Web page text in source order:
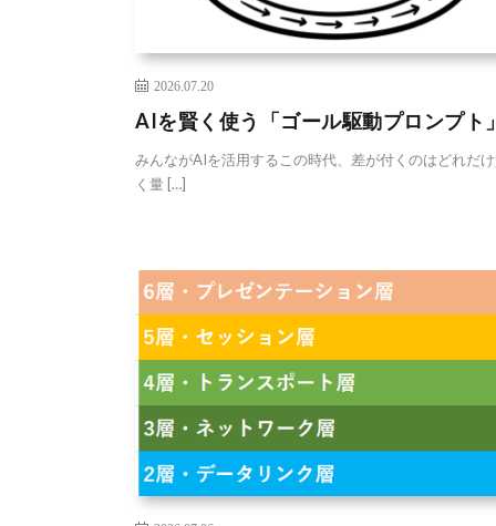
2026.07.20
AIを賢く使う「ゴール駆動プロンプト」
みんながAIを活用するこの時代、差が付くのはどれだけ
く量 […]